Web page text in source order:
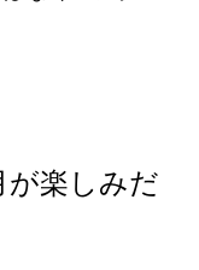
が楽しみだ